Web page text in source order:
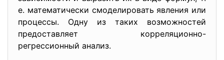
е. математически смоделировать явления или
процессы. Одну из таких возможностей
предоставляет корреляционно-
регрессионный анализ.